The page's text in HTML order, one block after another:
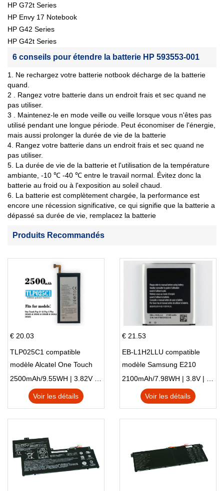
HP G72t Series
HP Envy 17 Notebook
HP G42 Series
HP G42t Series
6 conseils pour étendre la batterie HP 593553-001
1. Ne rechargez votre batterie notbook décharge de la batterie
quand.
2 . Rangez votre batterie dans un endroit frais et sec quand ne
pas utiliser.
3 . Maintenez-le en mode veille ou veille lorsque vous n'êtes pas
utilisé pendant une longue période. Peut économiser de l'énergie,
mais aussi prolonger la durée de vie de la batterie
4. Rangez votre batterie dans un endroit frais et sec quand ne
pas utiliser.
5. La durée de vie de la batterie et l'utilisation de la température
ambiante, -10 ℃ -40 ℃ entre le travail normal. Évitez donc la
batterie au froid ou à l'exposition au soleil chaud.
6. La batterie est complètement chargée, la performance est
encore une récession significative, ce qui signifie que la batterie a
dépassé sa durée de vie, remplacez la batterie
Produits Recommandés
€ 20.03
TLP025C1 compatible
modèle Alcatel One Touch
Pop 4 Plus OT-5056D
2500mAh/9.55WH | 3.82V | Li-ion ...
Voir les détails
€ 21.53
EB-L1H2LLU compatible
modèle Samsung E210
E210K i939
2100mAh/7.98WH | 3.8V | Li-ion ...
Voir les détails